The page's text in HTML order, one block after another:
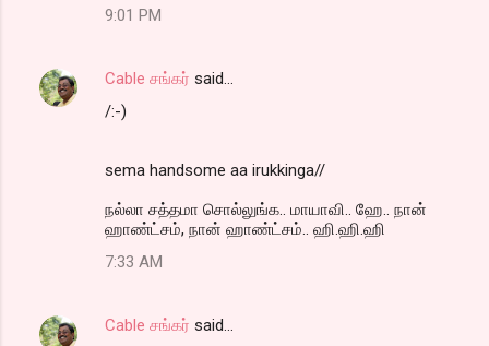
9:01 PM
Cable சங்கர் said…
/:-)
sema handsome aa irukkinga//
நல்லா சத்தமா சொல்லுங்க.. மாயாவி.. ஹே.. நான்
ஹாண்ட்சம், நான் ஹாண்ட்சம்.. ஹி.ஹி.ஹி
7:33 AM
Cable சங்கர் said…